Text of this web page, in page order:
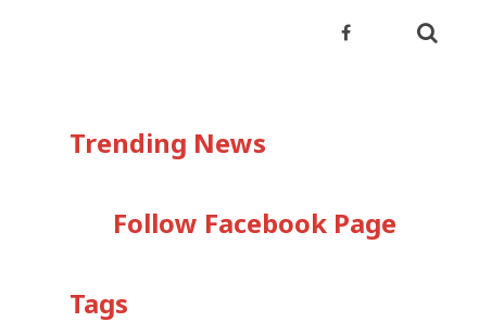
Trending News
Follow Facebook Page
Tags